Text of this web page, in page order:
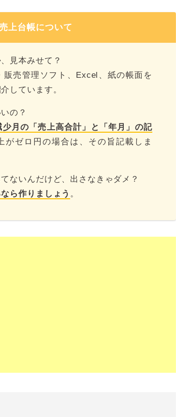
上台帳について
見本みせて？
販売管理ソフト、Excel、紙の帳面を
しています。
の？
月の「売上高合計」と「年月」の記
がゼロ円の場合は、その旨記載しま
ないんだけど、出さなきゃダメ？
ら作りましょう 。